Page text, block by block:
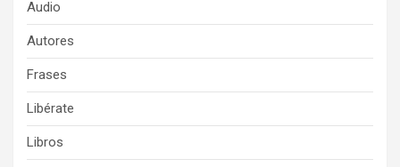
Audio
Autores
Frases
Libérate
Libros